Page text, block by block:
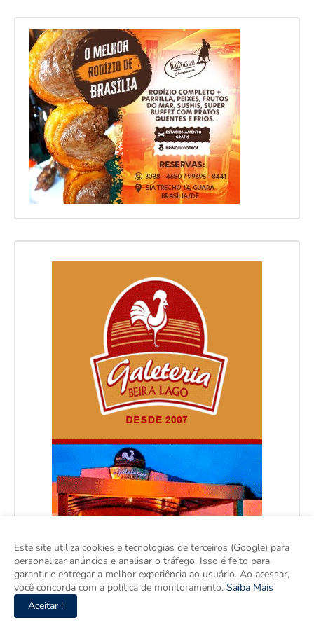
Este site utiliza cookies e tecnologias de terceiros (Google) para
personalizar anúncios e analisar o tráfego. Isso é feito para
garantir e entregar a melhor experiência ao usuário. Ao acessar,
você concorda com a política de monitoramento. Saiba Mais
Aceitar !